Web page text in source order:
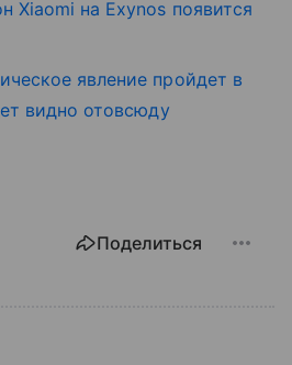
Xiaomi на Exynos появится
явление пройдет в
видно отовсюду
Поделиться